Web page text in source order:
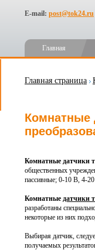
E-mail: post@tok24.ru
Главная
Главная страница
Комнатные
Комнатные датчики
общественных
пассивные; 0-10 В, 4-
Комнатные датчики
разработаны
некоторые из них
Выбирая датчик,
получаемых